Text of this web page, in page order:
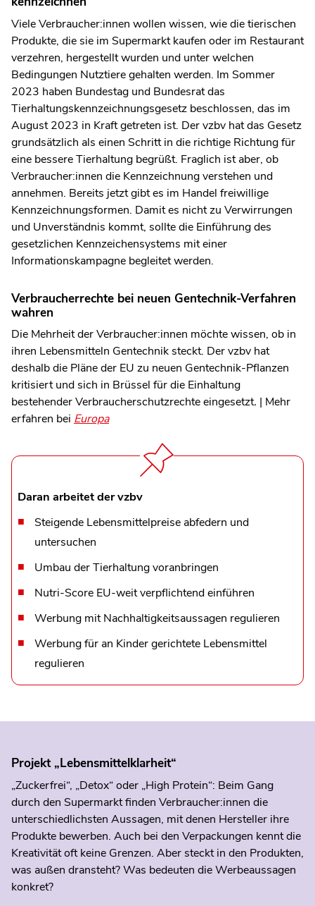
Viele Verbraucher:innen wollen wissen, wie die tierischen
Produkte, die sie im Supermarkt kaufen oder im Restaurant
verzehren, hergestellt wurden und unter welchen
Bedingungen Nutztiere gehalten werden. Im Sommer
2023 haben Bundestag und Bundesrat das
Tierhaltungskennzeichnungsgesetz beschlossen, das im
August 2023 in Kraft getreten ist. Der vzbv hat das Gesetz
grundsätzlich als einen Schritt in die richtige Richtung für
eine bessere Tierhaltung begrüßt. Fraglich ist aber, ob
Verbraucher:innen die Kennzeichnung verstehen und
annehmen. Bereits jetzt gibt es im Handel freiwillige
Kennzeichnungsformen. Damit es nicht zu Verwirrungen
und Unverständnis kommt, sollte die Einführung des
gesetzlichen Kennzeichensystems mit einer
Informationskampagne begleitet werden.
Verbraucherrechte bei neuen Gentechnik-Verfahren
wahren
Die Mehrheit der Verbraucher:innen möchte wissen, ob in
ihren Lebensmitteln Gentechnik steckt. Der vzbv hat
deshalb die Pläne der EU zu neuen Gentechnik-Pflanzen
kritisiert und sich in Brüssel für die Einhaltung
bestehender Verbraucherschutzrechte eingesetzt. | Mehr
erfahren bei Europa
Daran arbeitet der vzbv
Steigende Lebensmittelpreise abfedern und
untersuchen
Umbau der Tierhaltung voranbringen
Nutri-Score EU-weit verpflichtend einführen
Werbung mit Nachhaltigkeitsaussagen regulieren
Werbung für an Kinder gerichtete Lebensmittel
regulieren
Projekt „Lebensmittelklarheit“
„Zuckerfrei“, „Detox“ oder „High Protein“: Beim Gang
durch den Supermarkt finden Verbraucher:innen die
unterschiedlichsten Aussagen, mit denen Hersteller ihre
Produkte bewerben. Auch bei den Verpackungen kennt die
Kreativität oft keine Grenzen. Aber steckt in den Produkten,
was außen dransteht? Was bedeuten die Werbeaussagen
konkret?